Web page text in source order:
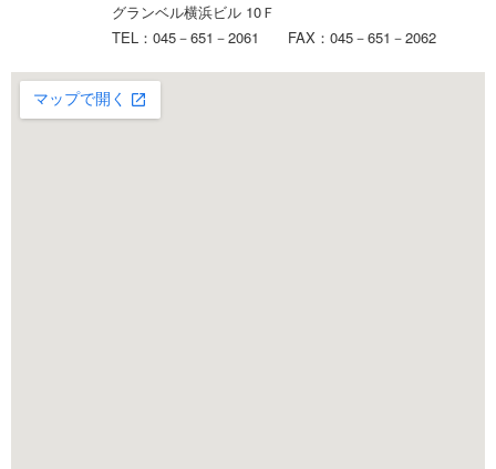
グランベル横浜ビル 10Ｆ
TEL：045－651－2061 FAX：045－651－2062